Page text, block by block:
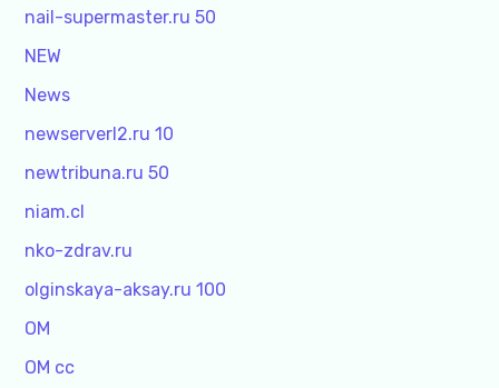
nail-supermaster.ru 50
NEW
News
newserverl2.ru 10
newtribuna.ru 50
niam.cl
nko-zdrav.ru
olginskaya-aksay.ru 100
OM
OM cc